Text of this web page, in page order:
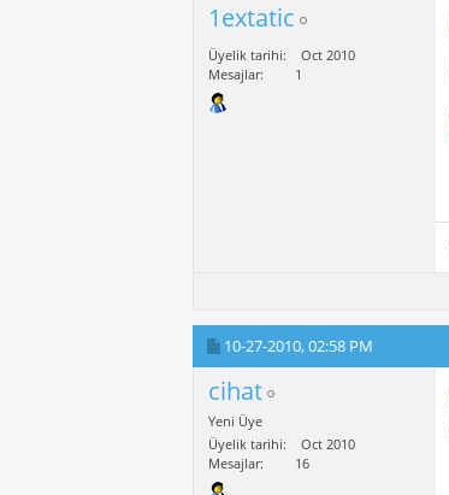
1extatic
Üyelik tarihi
Oct 2010
Mesajlar
1
10-27-2010,02:58 PM
cihat
Yeni Üye
Üyelik tarihi
Oct 2010
Mesajlar
16